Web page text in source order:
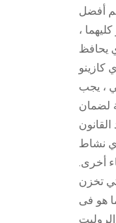
أفضل
،
يحافظ
كازينو
، يجب
لضمان
نشاط
أخرى.
تخزن
هو فى
الروليت